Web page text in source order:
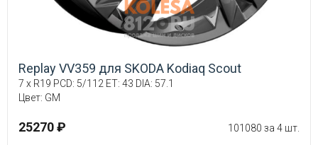
Replay VV359 для SKODA Kodiaq Scout
7 x R19 PCD: 5/112 ET: 43 DIA: 57.1
Цвет: GM
25270 ₽ 101080 за 4 шт.